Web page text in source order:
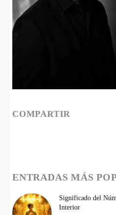
COMPARTIR
ENTRADAS MÁS
Significado del
Interior